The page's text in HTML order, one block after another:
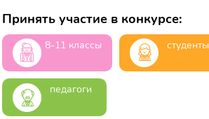
Принять участие в конкурсе:
8-11 классы студенты
педагоги